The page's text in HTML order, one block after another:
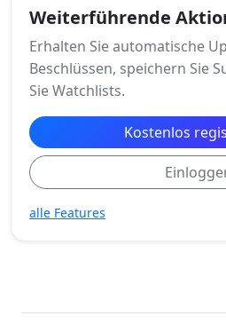
Weiterführende
Erhalten Sie automatische
Beschlüssen, speichern Sie
Sie Watchlists.
Kostenlos
alle Features